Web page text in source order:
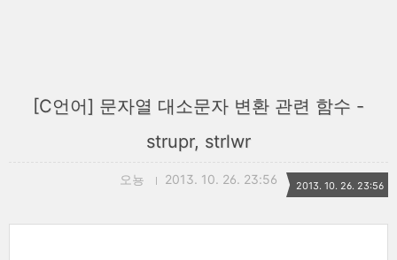
[C언어] 문자열 대소문자 변환 관련 함수 -
strupr, strlwr
오뇽 2013. 10. 26. 23:56 2013. 10. 26. 23:56